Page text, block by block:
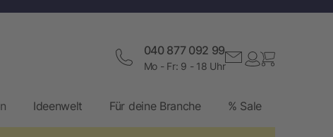
040 877 092 99
Mo - Fr: 9 - 18 Uhr
Ideenwelt Für deine Branche % Sale